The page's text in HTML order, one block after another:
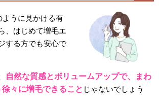
うに見かける有
、はじめて増毛エ
する方でも安心で
自然な質感とボリュームアップで、まわ
々に増毛できること じゃないでしょう